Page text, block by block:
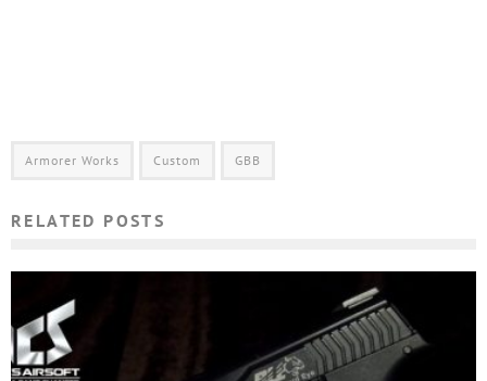
Armorer Works Custom GBB
RELATED POSTS